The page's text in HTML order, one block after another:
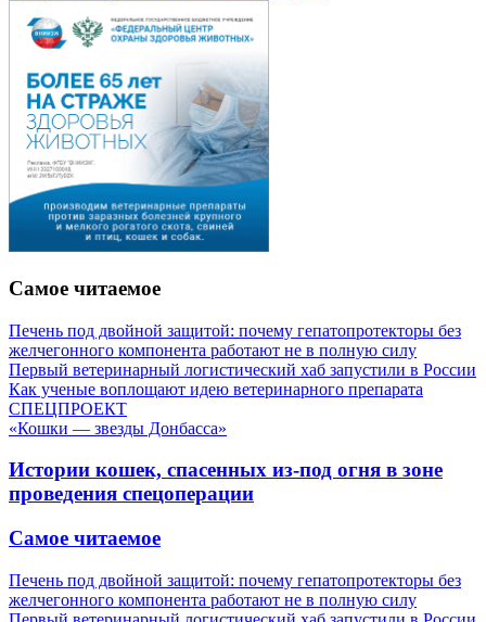
Самое читаемое
Печень под двойной защитой: почему гепатопротекторы без
желчегонного компонента работают не в полную силу
Первый ветеринарный логистический хаб запустили в России
Как ученые воплощают идею ветеринарного препарата
СПЕЦПРОЕКТ
«Кошки — звезды Донбасса»
Истории кошек, спасенных из-под огня в зоне
проведения спецоперации
Самое читаемое
Печень под двойной защитой: почему гепатопротекторы без
желчегонного компонента работают не в полную силу